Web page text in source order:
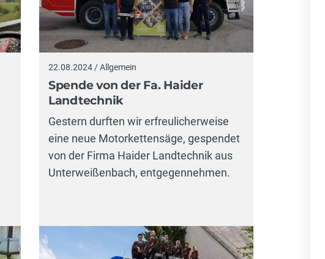
22.08.2024 / Allgemein
Spende von der Fa. Haider
Landtechnik
Gestern durften wir erfreulicherweise
eine neue Motorkettensäge, gespendet
von der Firma Haider Landtechnik aus
Unterweißenbach, entgegennehmen.